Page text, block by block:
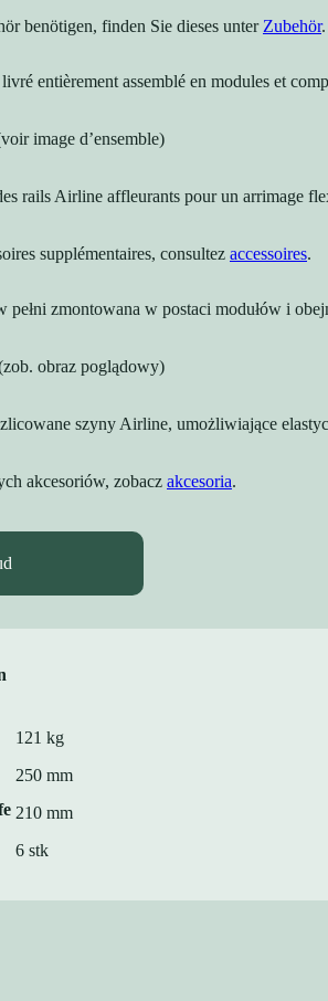
benötigen, finden Sie dieses unter Zubehör.
entièrement assemblé en modules et
image d’ensemble)
rails Airline affleurants pour un arrimage
supplémentaires, consultez accessoires.
pełni zmontowana w postaci modułów i
obraz poglądowy)
szyny Airline, umożliwiające
akcesoriów, zobacz akcesoria.
121 kg
250 mm
210 mm
6 stk